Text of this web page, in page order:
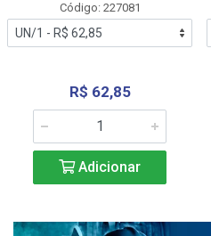
Código: 227081
R$ 62,85
Adicionar